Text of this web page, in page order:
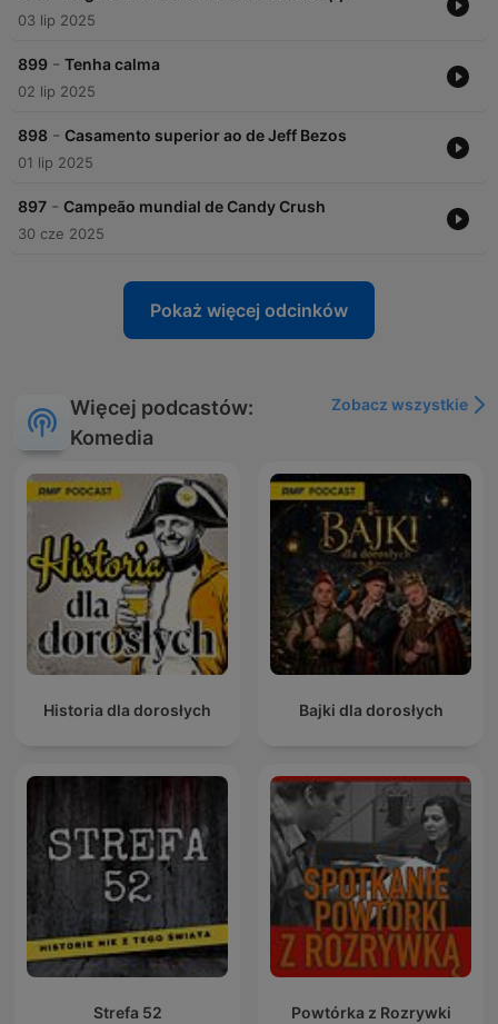
03 lip 2025
899 - Tenha calma
02 lip 2025
898 - Casamento superior ao de Jeff Bezos
01 lip 2025
897 - Campeão mundial de Candy Crush
30 cze 2025
Pokaż więcej odcinków
Więcej podcastów:
Komedia
Zobacz wszystkie
Historia dla dorosłych Bajki dla dorosłych
Strefa 52 Powtórka z Rozrywki